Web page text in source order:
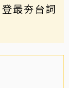
最夯台詞